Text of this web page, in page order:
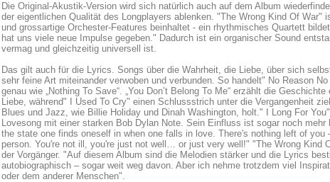
Die Original-Akustik-Version wird sich natürlich auch auf dem Album
der eigentlichen Qualität des Longplayers ablenken. "The Wrong Kind Of War"
und grossartige Orchester-Features beinhaltet - ein rhythmisches Quartett
hat uns viele neue Impulse gegeben." Dadurch ist ein organischer Sound
vermag und gleichzeitig universell ist.
Das gilt auch für die Lyrics. Songs über die Wahrheit, die Liebe, über sich
sehr feine Art miteinander verwoben und verbunden. So handelt" No Reason
genau wie „Nothing To Save“. „You Don’t Belong To Me“ erzählt die
Liebe, während" I Used To Cry" einen Schlussstrich unter die Vergangenheit
Blues und Jazz, wie Billie Holiday und Dinah Washington, holt." I Long For
Lovesong mit einer starken Bob Dylan Note. Sein Einfluss ist sogar noch
the state one finds oneself in when one falls in love. There's nothing left of
person. You're not ill, you're just not well… or just very well!" "The Wrong Kind
der Vorgänger. "Auf diesem Album sind die Melodien stärker und die Lyrics
autobiographisch – sogar weit weg davon. Aber ich nehme trotzdem viel
oder dem anderer Menschen".